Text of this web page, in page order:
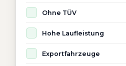
Ohne TÜV
Hohe Laufleistung
Exportfahrzeuge